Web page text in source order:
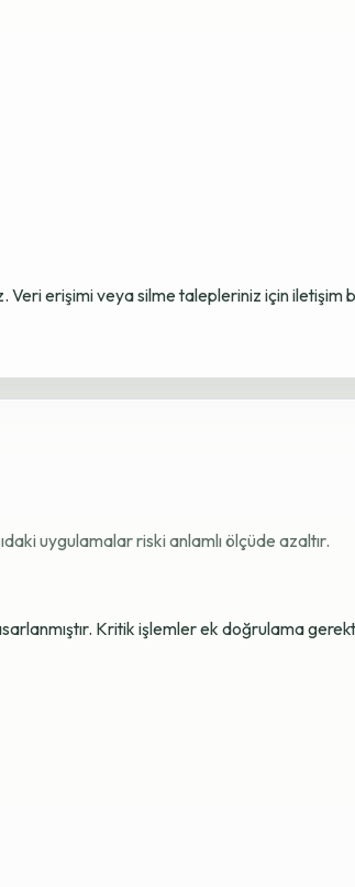
erişimi veya silme talepleriniz için iletişim
uygulamalar riski anlamlı ölçüde azaltır.
Kritik işlemler ek doğrulama